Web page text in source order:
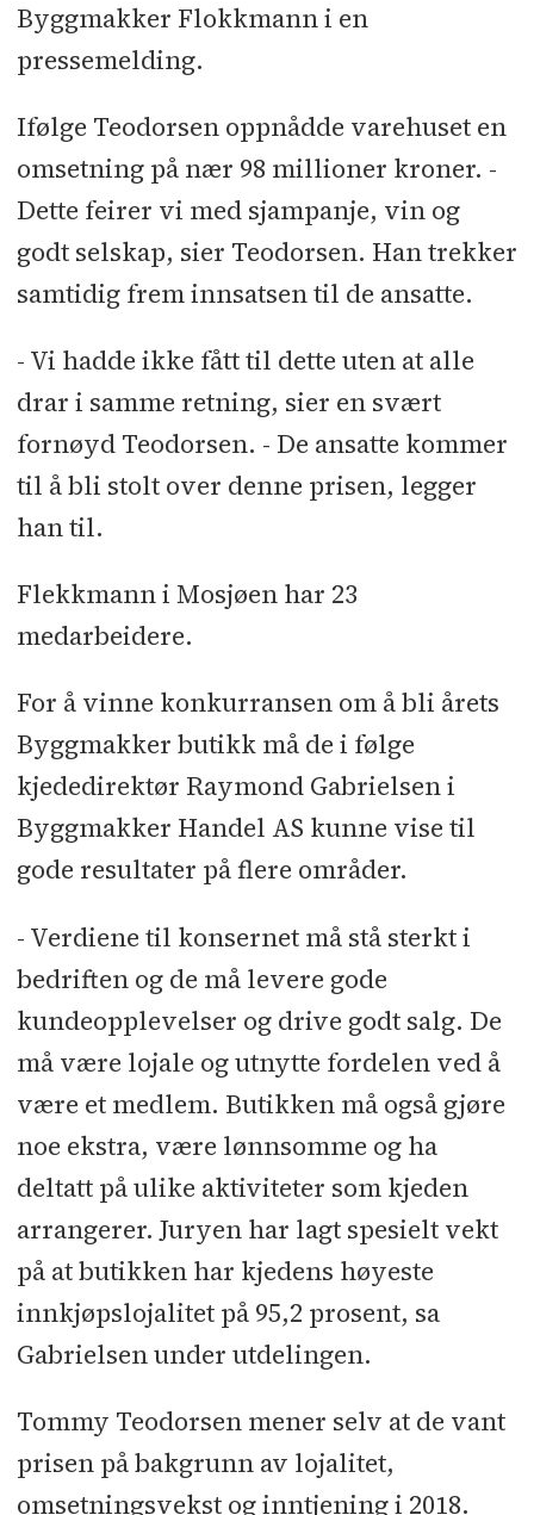
Byggmakker Flokkmann i en
pressemelding.
Ifølge Teodorsen oppnådde varehuset en
omsetning på nær 98 millioner kroner. -
Dette feirer vi med sjampanje, vin og
godt selskap, sier Teodorsen. Han trekker
samtidig frem innsatsen til de ansatte.
- Vi hadde ikke fått til dette uten at alle
drar i samme retning, sier en svært
fornøyd Teodorsen. - De ansatte kommer
til å bli stolt over denne prisen, legger
han til.
Flekkmann i Mosjøen har 23
medarbeidere.
For å vinne konkurransen om å bli årets
Byggmakker butikk må de i følge
kjededirektør Raymond Gabrielsen i
Byggmakker Handel AS kunne vise til
gode resultater på flere områder.
- Verdiene til konsernet må stå sterkt i
bedriften og de må levere gode
kundeopplevelser og drive godt salg. De
må være lojale og utnytte fordelen ved å
være et medlem. Butikken må også gjøre
noe ekstra, være lønnsomme og ha
deltatt på ulike aktiviteter som kjeden
arrangerer. Juryen har lagt spesielt vekt
på at butikken har kjedens høyeste
innkjøpslojalitet på 95,2 prosent, sa
Gabrielsen under utdelingen.
Tommy Teodorsen mener selv at de vant
prisen på bakgrunn av lojalitet,
omsetningsvekst og inntjening i 2018.